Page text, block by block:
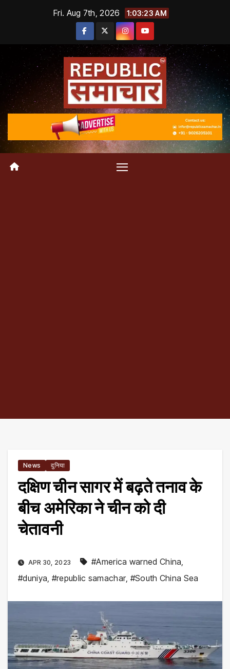
Fri. Aug 7th, 2026 1:03:23 AM
News दुनिया
दक्षिण चीन सागर में बढ़ते तनाव के
बीच अमेरिका ने चीन को दी
चेतावनी
APR 30, 2023 #America warned China,
#duniya, #republic samachar, #South China Sea